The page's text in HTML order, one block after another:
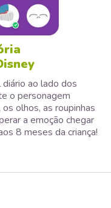
ao lado dos
o personagem
olhos, as roupinhas
a emoção chegar
8 meses da criança!